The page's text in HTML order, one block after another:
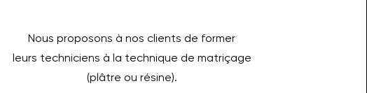
Nous proposons à nos clients de former
leurs techniciens à la technique de matriçage
(plâtre ou résine).